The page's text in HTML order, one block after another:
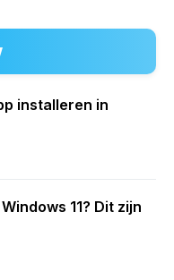
installeren in
11? Dit zijn